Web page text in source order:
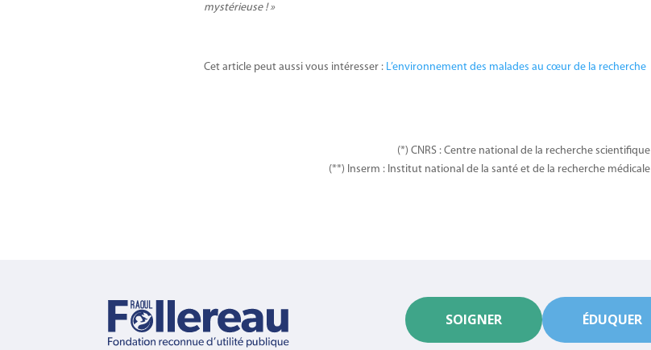
mystérieuse ! »
Cet article peut aussi vous intéresser : L’environnement des malades au cœur de la recherche
(*) CNRS : Centre national de la recherche scientifique
(**) Inserm : Institut national de la santé et de la recherche médicale
SOIGNER ÉDUQUER